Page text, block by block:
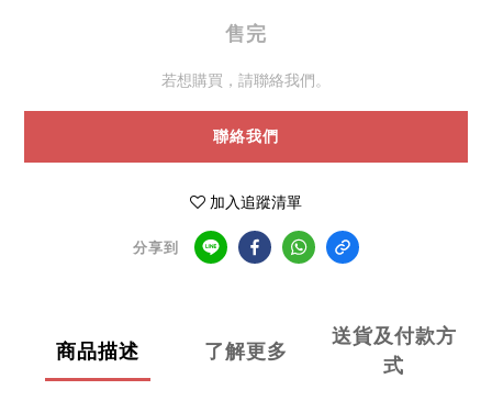
售完
若想購買，請聯絡我們。
聯絡我們
加入追蹤清單
分享到
商品描述 了解更多
送貨及付款方
式